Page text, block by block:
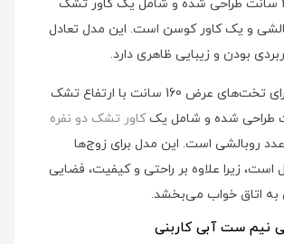
تشک 20 تا 22 سانت طراحی شده و شامل یک کاور تشک
و یک کاور کوسن است. این مدل تعادل
بودن و زیبایی ظاهری دارد.
مدل دو نفره برای تخت‌های عرض 160 سانت با ارتفاع تشک
کاور تشک دو نفره
روبالشی است. این مدل برای زوج‌ها
است، زیرا علاوه بر راحتی و کیفیت، فضایی
به اتاق خواب می‌بخشد.
نیم ست آبی کاربنی